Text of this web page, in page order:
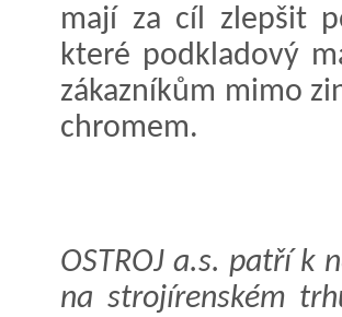
mají za cíl zlepšit
které podkladový
zákazníkům mimo
chromem.
OSTROJ a.s. patří k
na strojírenském